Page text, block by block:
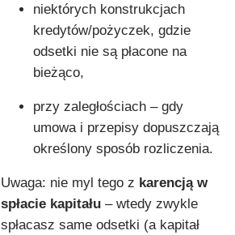
niektórych konstrukcjach
kredytów/pożyczek, gdzie
odsetki nie są płacone na
bieżąco,
przy zaległościach – gdy
umowa i przepisy dopuszczają
określony sposób rozliczenia.
Uwaga: nie myl tego z karencją w
spłacie kapitału – wtedy zwykle
spłacasz same odsetki (a kapitał